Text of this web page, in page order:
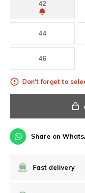
42
44
46
Don't forget to
Share on
Fast delivery